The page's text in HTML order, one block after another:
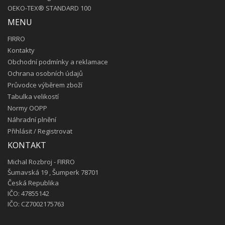
OEKO-TEX® STANDARD 100
MENU
FIRRO
Kontakty
Obchodní podmínky a reklamace
Ochrana osobních údajů
Průvodce výběrem zboží
Tabulka velikostí
Normy OOPP
Náhradní plnění
Přihlásit/ Registrovat
KONTAKT
Michal Rozbroj - FIRRO
Šumavská 19 , Šumperk 78701
Česká Republika
IČO: 47855142
IČO: CZ7002175763